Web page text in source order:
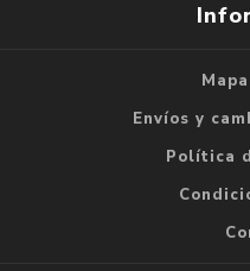
Envíos y
Política